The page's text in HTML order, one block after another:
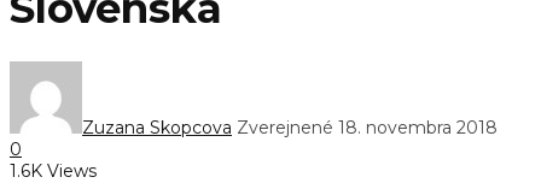
Zuzana Skopcova Zverejnené 18. novembra 2018
0
1.6K Views